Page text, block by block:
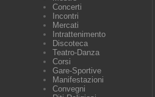
Concerti
Incontri
Mercati
Intrattenimento
Discoteca
Teatro-Danza
Corsi
Gare-Sportive
Manifestazioni
Convegni